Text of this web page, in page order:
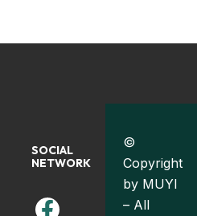
SOCIAL
NETWORK
©
Copyright
by MUYI
– All